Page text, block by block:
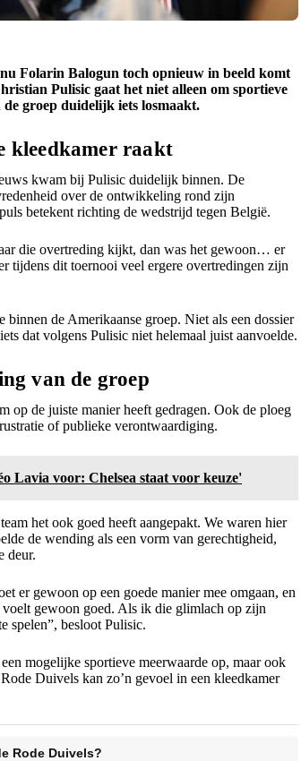
Folarin Balogun toch opnieuw in beeld komt
Pulisic gaat het niet alleen om sportieve
groep duidelijk iets losmaakt.
kleedkamer raakt
kwam bij Pulisic duidelijk binnen. De
over de ontwikkeling rond zijn
betekent richting de wedstrijd tegen België.
die overtreding kijkt, dan was het gewoon… er
tijdens dit toernooi veel ergere overtredingen zijn
de Amerikaanse groep. Niet als een dossier
dat volgens Pulisic niet helemaal juist aanvoelde.
van de groep
op de juiste manier heeft gedragen. Ook de ploeg
of publieke verontwaardiging.
Lavia voor: Chelsea staat voor keuze'
het ook goed heeft aangepakt. We waren hier
de wending als een vorm van gerechtigheid,
deur.
er gewoon op een goede manier mee omgaan, en
gewoon goed. Als ik die glimlach op zijn
spelen”, besloot Pulisic.
mogelijke sportieve meerwaarde op, maar ook
Duivels kan zo’n gevoel in een kleedkamer
Rode Duivels?